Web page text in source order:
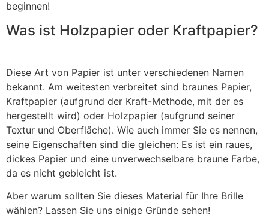
beginnen!
Was ist Holzpapier oder Kraftpapier?
Diese Art von Papier ist unter verschiedenen Namen
bekannt. Am weitesten verbreitet sind braunes Papier,
Kraftpapier (aufgrund der Kraft-Methode, mit der es
hergestellt wird) oder Holzpapier (aufgrund seiner
Textur und Oberfläche). Wie auch immer Sie es nennen,
seine Eigenschaften sind die gleichen: Es ist ein raues,
dickes Papier und eine unverwechselbare braune Farbe,
da es nicht gebleicht ist.
Aber warum sollten Sie dieses Material für Ihre Brille
wählen? Lassen Sie uns einige Gründe sehen!